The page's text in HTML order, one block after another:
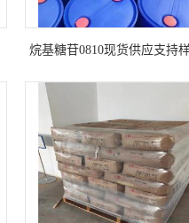
烷基糖苷0810现货供应支持